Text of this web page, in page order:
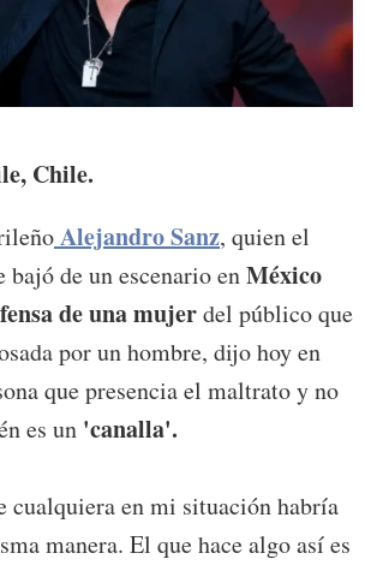
Chile.
Alejandro Sanz, quien el
bajó de un escenario enMéxico
de una mujerdel público que
por un hombre, dijo hoy en
que presencia el maltrato y no
es un 'canalla'.
cualquiera en mi situación habría
manera. El que hace algo así es